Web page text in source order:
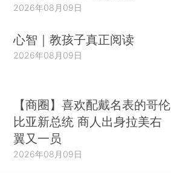
2026年08月09日
心智｜教孩子真正阅读
2026年08月09日
【商圈】喜欢配戴名表的哥伦
比亚新总统 商人出身拉美右
翼又一员
2026年08月09日